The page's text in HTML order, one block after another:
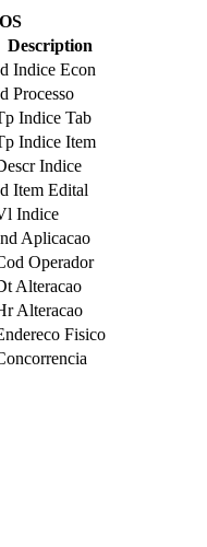
Description
Indice Econ
Processo
Indice Tab
Indice Item
Indice
Item Edital
Indice
Aplicacao
Operador
Alteracao
Alteracao
Fisico